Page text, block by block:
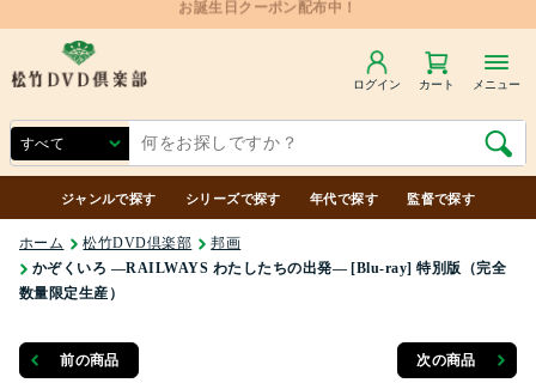
ログイン カート メニュー
ジャンルで探す シリーズで探す 年代で探す 監督で探す
ホーム 松竹DVD倶楽部
邦画
かぞくいろ ―RAILWAYS わたしたちの出発― [Blu-ray] 特別版（完全
数量限定生産）
前の商品 次の商品